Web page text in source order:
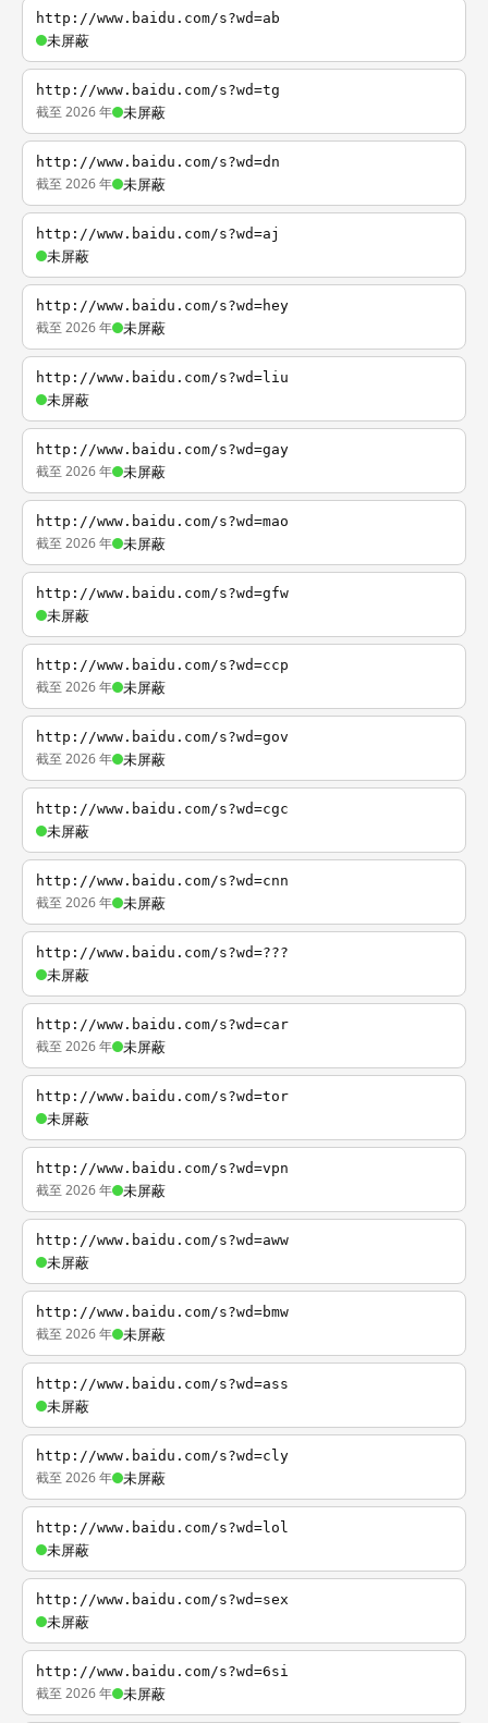
http://www.baidu.com/s?wd=ab
未屏蔽
http://www.baidu.com/s?wd=tg
截至 2026 年 未屏蔽
http://www.baidu.com/s?wd=dn
截至 2026 年 未屏蔽
http://www.baidu.com/s?wd=aj
未屏蔽
http://www.baidu.com/s?wd=hey
截至 2026 年 未屏蔽
http://www.baidu.com/s?wd=liu
未屏蔽
http://www.baidu.com/s?wd=gay
截至 2026 年 未屏蔽
http://www.baidu.com/s?wd=mao
截至 2026 年 未屏蔽
http://www.baidu.com/s?wd=gfw
未屏蔽
http://www.baidu.com/s?wd=ccp
截至 2026 年 未屏蔽
http://www.baidu.com/s?wd=gov
截至 2026 年 未屏蔽
http://www.baidu.com/s?wd=cgc
未屏蔽
http://www.baidu.com/s?wd=cnn
截至 2026 年 未屏蔽
http://www.baidu.com/s?wd=???
未屏蔽
http://www.baidu.com/s?wd=car
截至 2026 年 未屏蔽
http://www.baidu.com/s?wd=tor
未屏蔽
http://www.baidu.com/s?wd=vpn
截至 2026 年 未屏蔽
http://www.baidu.com/s?wd=aww
未屏蔽
http://www.baidu.com/s?wd=bmw
截至 2026 年 未屏蔽
http://www.baidu.com/s?wd=ass
未屏蔽
http://www.baidu.com/s?wd=cly
截至 2026 年 未屏蔽
http://www.baidu.com/s?wd=lol
未屏蔽
http://www.baidu.com/s?wd=sex
未屏蔽
http://www.baidu.com/s?wd=6si
截至 2026 年 未屏蔽